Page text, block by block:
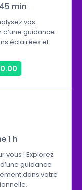
min
vos
guidance
éclairées et
1 h
vous ! Explorez
guidance
dans votre